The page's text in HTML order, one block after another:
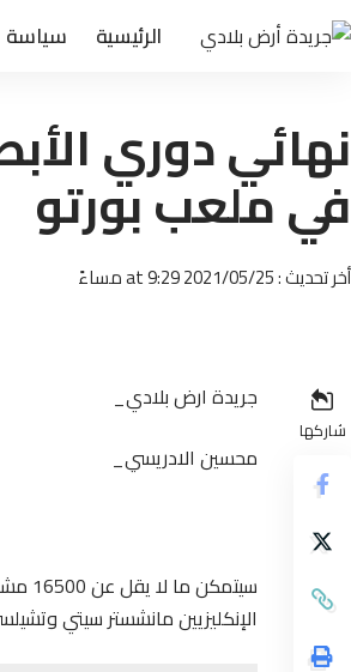
الرئيسية سياسة
في ملعب بورتو
أخر تحديث : 2021/05/25 at 9:29 مساءً
شاركها
جريدة ارض بلادي_
محسين الادريسي_
الإنكليزيين مانشستر سيتي